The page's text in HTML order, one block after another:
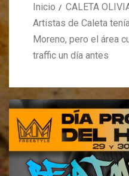
Inicio
CALETA
Artistas de Caleta
Moreno, pero el área
traffic un día antes